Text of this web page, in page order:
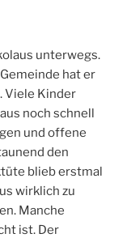
unterwegs.
hat er
Viele Kinder
noch schnell
und offene
den
blieb erstmal
wirklich zu
Manche
ist. Der